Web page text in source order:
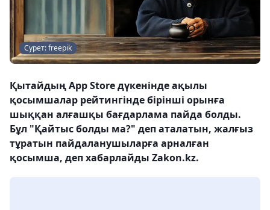
Сурет: freepik
Қытайдың App Store дүкенінде ақылы
қосымшалар рейтингінде бірінші орынға
шыққан алғашқы бағдарлама пайда болды.
Бұл "Қайтыс болды ма?" деп аталатын, жалғыз
тұратын пайдаланушыларға арналған
қосымша, деп хабарлайды Zakon.kz.